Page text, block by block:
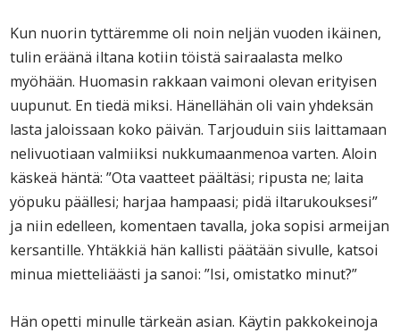
Kun nuorin tyttäremme oli noin neljän vuoden ikäinen,
tulin eräänä iltana kotiin töistä sairaalasta melko
myöhään. Huomasin rakkaan vaimoni olevan erityisen
uupunut. En tiedä miksi. Hänellähän oli vain yhdeksän
lasta jaloissaan koko päivän. Tarjouduin siis laittamaan
nelivuotiaan valmiiksi nukkumaanmenoa varten. Aloin
käskeä häntä: ”Ota vaatteet päältäsi; ripusta ne; laita
yöpuku päällesi; harjaa hampaasi; pidä iltarukouksesi”
ja niin edelleen, komentaen tavalla, joka sopisi armeijan
kersantille. Yhtäkkiä hän kallisti päätään sivulle, katsoi
minua mietteliäästi ja sanoi: ”Isi, omistatko minut?”
Hän opetti minulle tärkeän asian. Käytin pakkokeinoja